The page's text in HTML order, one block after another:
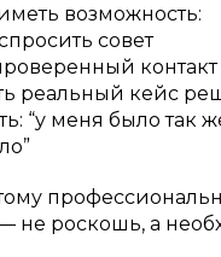
возможность:
совет
контакт
реальный кейс
“у меня было так
не роскошь, а